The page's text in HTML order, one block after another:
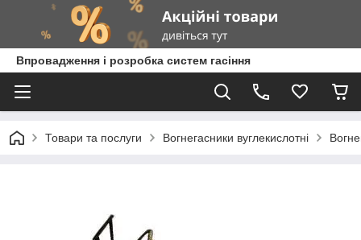
Впровадження і розробка систем гасіння
Товари та послуги Вогнегасники вуглекислотні